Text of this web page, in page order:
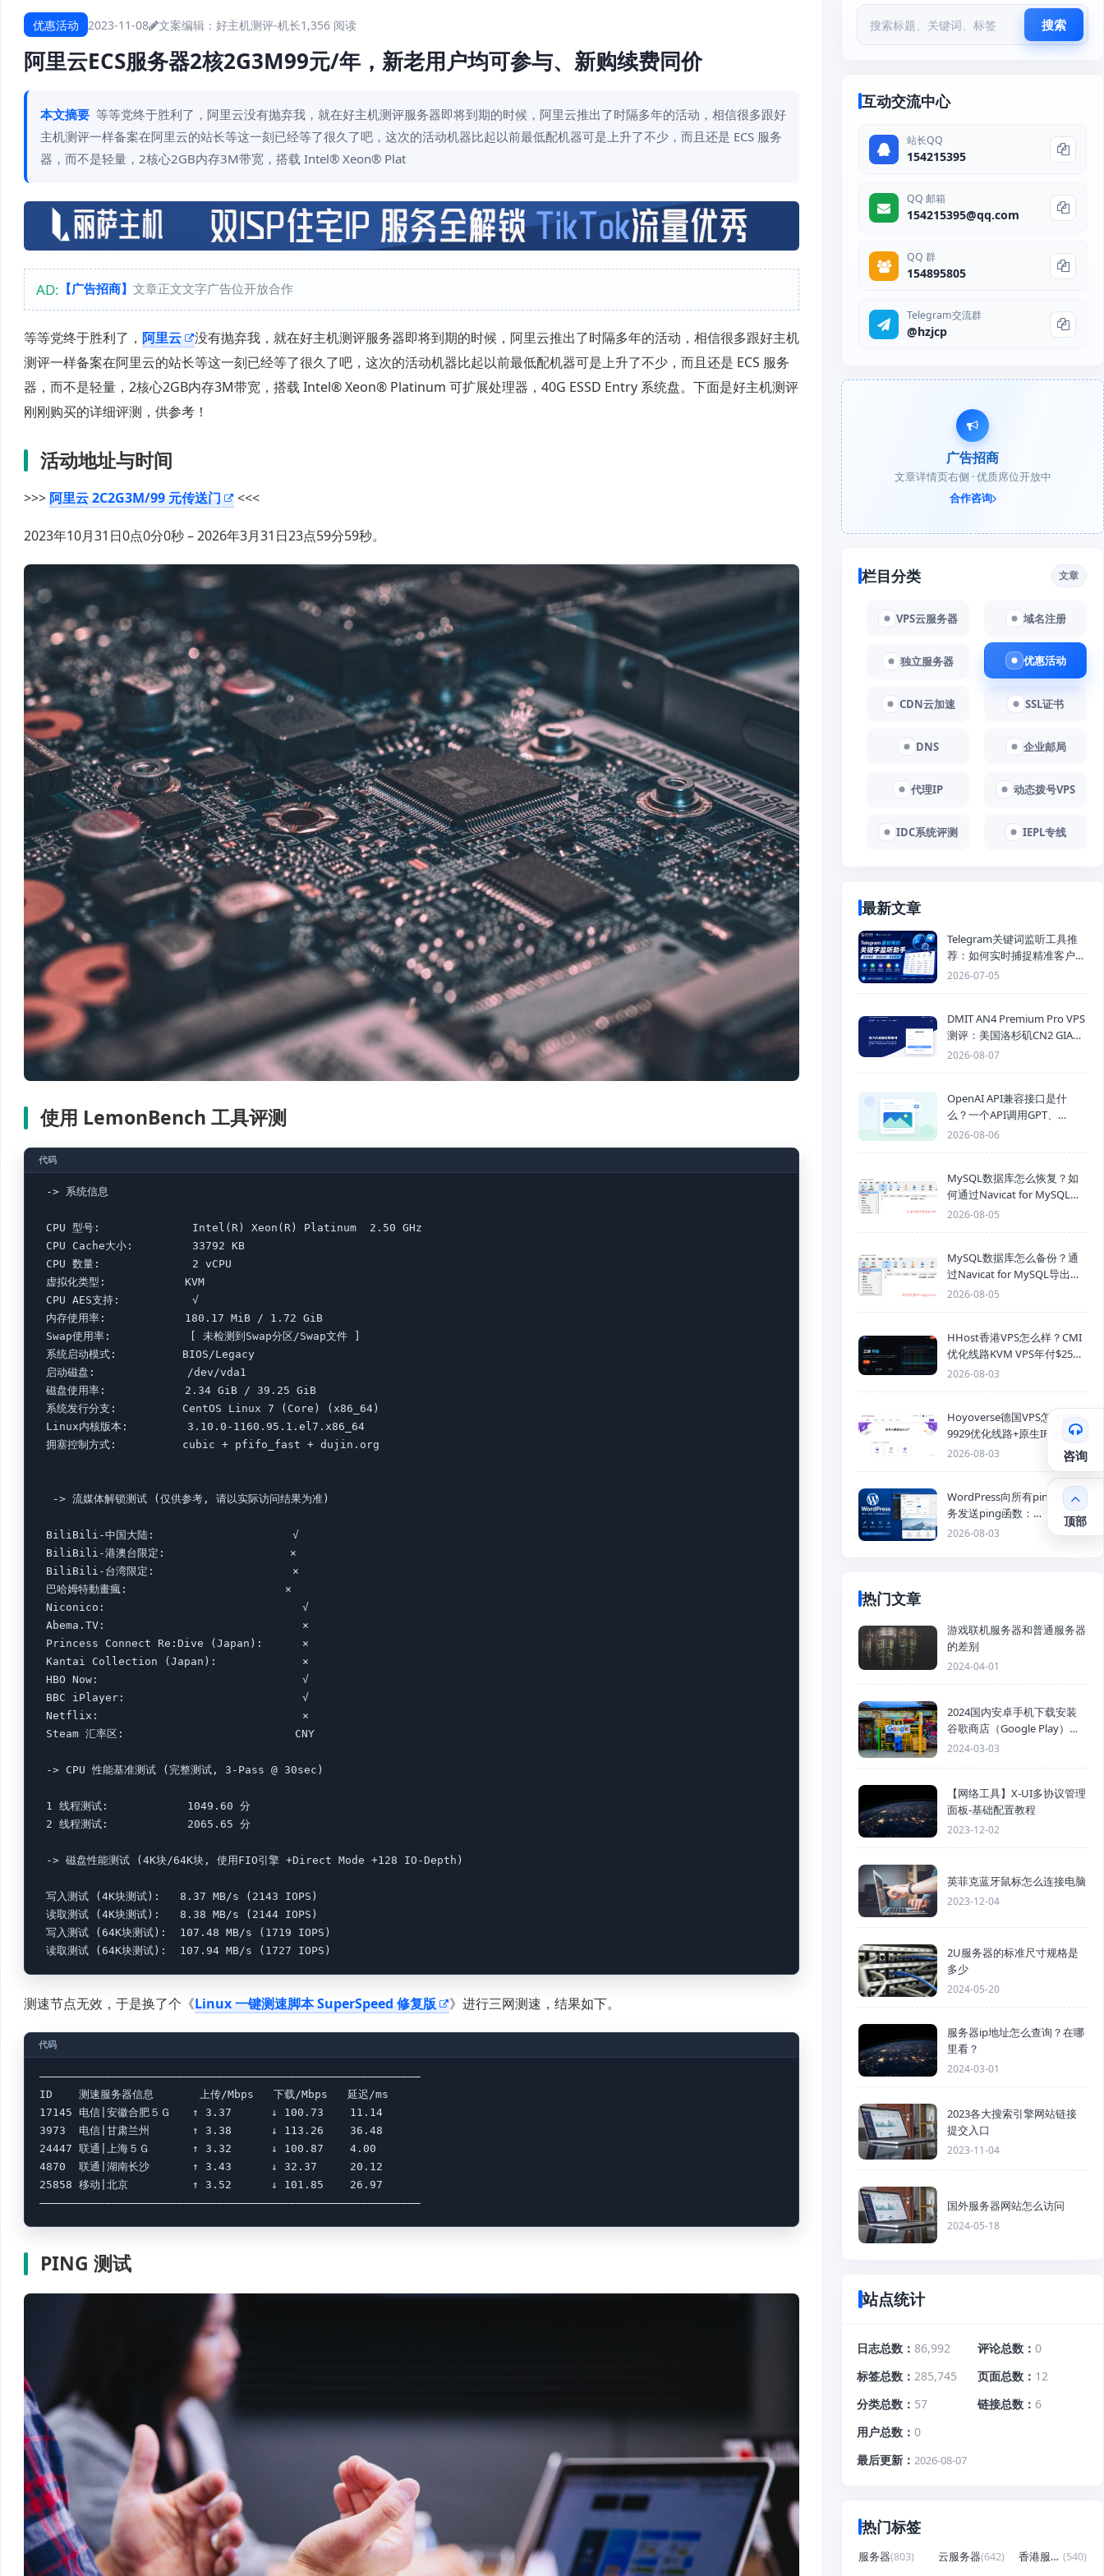
优惠活动 2023-11-08 文案编辑：好主机测评-机长1,356 阅读
阿里云ECS服务器2核2G3M99元/年，新老用户均可参与、新购续费同价
本文摘要 等等党终于胜利了，阿里云没有抛弃我，就在好主机测评服务器即将到期的时候，阿里云推出了时隔多年的活动，相信很多跟好
主机测评一样备案在阿里云的站长等这一刻已经等了很久了吧，这次的活动机器比起以前最低配机器可是上升了不少，而且还是 ECS 服务
器，而不是轻量，2核心2GB内存3M带宽，搭载 Intel® Xeon® Plat
AD: 【广告招商】 文章正文文字广告位开放合作
等等党终于胜利了， 阿里云
没有抛弃我，就在好主机测评服务器即将到期的时候，阿里云推出了时隔多年的活动，相信很多跟好主机
测评一样备案在阿里云的站长等这一刻已经等了很久了吧，这次的活动机器比起以前最低配机器可是上升了不少，而且还是 ECS 服务
器，而不是轻量，2核心2GB内存3M带宽，搭载 Intel® Xeon® Platinum 可扩展处理器，40G ESSD Entry 系统盘。下面是好主机测评
刚刚购买的详细评测，供参考！
活动地址与时间
>>>阿里云 2C2G3M/99 元传送门 <<<
2023年10月31日0点0分0秒 – 2026年3月31日23点59分59秒。
使用 LemonBench 工具评测
-> 系统信息
CPU 型号:              Intel(R) Xeon(R) Platinum  2.50 GHz
CPU Cache大小:         33792 KB
CPU 数量:              2 vCPU
虚拟化类型:            KVM
CPU AES支持:           √
内存使用率:            180.17 MiB / 1.72 GiB
Swap使用率:            [ 未检测到Swap分区/Swap文件 ]
系统启动模式:          BIOS/Legacy
启动磁盘:              /dev/vda1
磁盘使用率:            2.34 GiB / 39.25 GiB
系统发行分支:          CentOS Linux 7 (Core) (x86_64)
Linux内核版本:         3.10.0-1160.95.1.el7.x86_64
拥塞控制方式:          cubic + pfifo_fast + dujin.org
  -> 流媒体解锁测试 (仅供参考, 请以实际访问结果为准)
BiliBili-中国大陆:                     √
BiliBili-港澳台限定:                   ×
BiliBili-台湾限定:                     ×
巴哈姆特動畫瘋:                        ×
Niconico:                              √
Abema.TV:                              ×
Princess Connect Re:Dive (Japan):      ×
Kantai Collection (Japan):             ×
HBO Now:                               √
BBC iPlayer:                           √
Netflix:                               ×
Steam 汇率区:                          CNY
-> CPU 性能基准测试 (完整测试, 3-Pass @ 30sec)
1 线程测试:            1049.60 分
2 线程测试:            2065.65 分
-> 磁盘性能测试 (4K块/64K块, 使用FIO引擎 +Direct Mode +128 IO-Depth)
写入测试 (4K块测试):   8.37 MB/s (2143 IOPS)
读取测试 (4K块测试):   8.38 MB/s (2144 IOPS)
写入测试 (64K块测试):  107.48 MB/s (1719 IOPS)
读取测试 (64K块测试):  107.94 MB/s (1727 IOPS)
测速节点无效，于是换了个《Linux 一键测速脚本 SuperSpeed 修复版 》进行三网测速，结果如下。
——————————————————————————————————————————————————————————
ID    测速服务器信息       上传/Mbps   下载/Mbps   延迟/ms
17145 电信|安徽合肥５Ｇ　　↑ 3.37      ↓ 100.73    11.14
3973  电信|甘肃兰州　　　　↑ 3.38      ↓ 113.26    36.48
24447 联通|上海５Ｇ　　　　↑ 3.32      ↓ 100.87    4.00
4870  联通|湖南长沙　　　　↑ 3.43      ↓ 32.37     20.12
25858 移动|北京　　　　　　↑ 3.52      ↓ 101.85    26.97
——————————————————————————————————————————————————————————
PING 测试
搜索
互动交流中心
站长QQ
154215395
QQ 邮箱
154215395@qq.com
QQ 群
154895805
Telegram交流群
@hzjcp
广告招商
文章详情页右侧 · 优质席位开放中
合作咨询
栏目分类 文章
VPS云服务器 域名注册
独立服务器 优惠活动
CDN云加速 SSL证书
DNS 企业邮局
代理IP 动态拨号VPS
IDC系统评测 IEPL专线
最新文章
Telegram关键词监听工具推
荐：如何实时捕捉精准客户，
提高获客效率？
2026-07-05
DMIT AN4 Premium Pro VPS
测评：美国洛杉矶CN2 GIA三
网优化线路性能测试
2026-08-07
OpenAI API兼容接口是什
么？一个API调用GPT、
Claude、Gemini、DeepSeek
2026-08-06
MySQL数据库怎么恢复？如
何通过Navicat for MySQL导
入SQL备份文件
2026-08-05
MySQL数据库怎么备份？通
过Navicat for MySQL导出
Mysql数据库为SQL格式备份
2026-08-05
HHost香港VPS怎么样？CMI
优化线路KVM VPS年付$25
起，4GB内存优惠套餐
2026-08-03
Hoyoverse德国VPS怎么样？
9929优化线路+原生IP德国
KVM VPS推荐
2026-08-03
WordPress向所有ping站点服
务发送ping函数：
generic_ping
2026-08-03
热门文章
游戏联机服务器和普通服务器
的差别
2024-04-01
2024国内安卓手机下载安装
谷歌商店（Google Play）详
细步骤
2024-03-03
【网络工具】X-UI多协议管理
面板-基础配置教程
2023-12-02
英菲克蓝牙鼠标怎么连接电脑
2023-12-04
2U服务器的标准尺寸规格是
多少
2024-05-20
服务器ip地址怎么查询？在哪
里看？
2024-03-01
2023各大搜索引擎网站链接
提交入口
2023-11-04
国外服务器网站怎么访问
2024-05-18
站点统计
日志总数 86,992 评论总数
0
标签总数
285,745 页面总数
12
分类总数
57 链接总数
6
用户总数
0
最后更新
2026-08-07
热门标签
服务器(803) 云服务器(642) 香港服务器 (540)
咨询
顶部